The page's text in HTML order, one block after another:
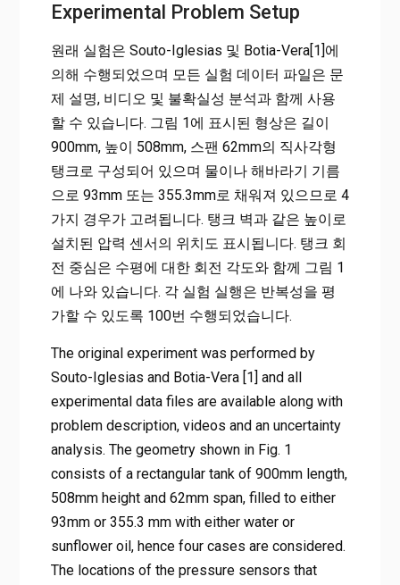
Experimental Problem Setup
원래 실험은 Souto-Iglesias 및 Botia-Vera[1]에
의해 수행되었으며 모든 실험 데이터 파일은 문
제 설명, 비디오 및 불확실성 분석과 함께 사용
할 수 있습니다. 그림 1에 표시된 형상은 길이
900mm, 높이 508mm, 스팬 62mm의 직사각형
탱크로 구성되어 있으며 물이나 해바라기 기름
으로 93mm 또는 355.3mm로 채워져 있으므로 4
가지 경우가 고려됩니다. 탱크 벽과 같은 높이로
설치된 압력 센서의 위치도 표시됩니다. 탱크 회
전 중심은 수평에 대한 회전 각도와 함께 그림 1
에 나와 있습니다. 각 실험 실행은 반복성을 평
가할 수 있도록 100번 수행되었습니다.
The original experiment was performed by
Souto-Iglesias and Botia-Vera [1] and all
experimental data files are available along with
problem description, videos and an uncertainty
analysis. The geometry shown in Fig. 1
consists of a rectangular tank of 900mm length,
508mm height and 62mm span, filled to either
93mm or 355.3 mm with either water or
sunflower oil, hence four cases are considered.
The locations of the pressure sensors that